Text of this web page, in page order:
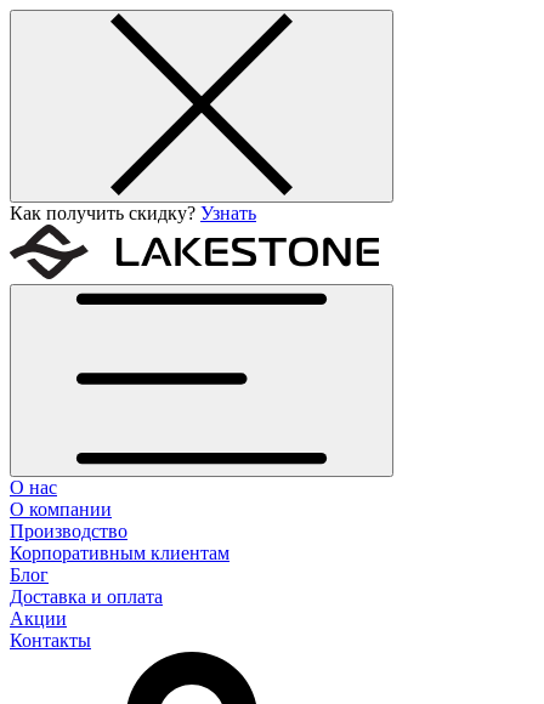
Как получить скидку? Узнать
О нас
О компании
Производство
Корпоративным клиентам
Блог
Доставка и оплата
Акции
Контакты